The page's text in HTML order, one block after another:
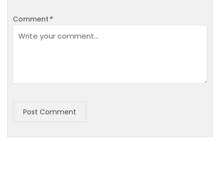
Comment *
Post Comment